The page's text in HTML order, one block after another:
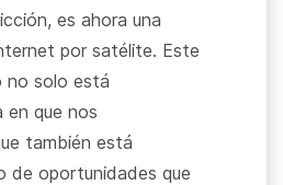
es ahora una
por satélite. Este
no solo está
en que nos
también está
de oportunidades que